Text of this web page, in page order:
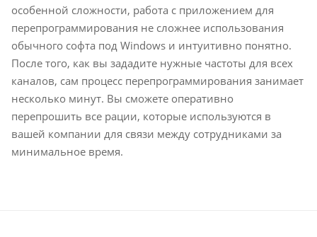
особенной сложности, работа с приложением для
перепрограммирования не сложнее использования
обычного софта под Windows и интуитивно понятно.
После того, как вы зададите нужные частоты для всех
каналов, сам процесс перепрограммирования занимает
несколько минут. Вы сможете оперативно
перепрошить все рации, которые используются в
вашей компании для связи между сотрудниками за
минимальное время.